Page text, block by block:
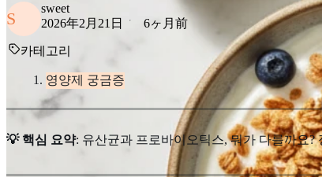
S
sweet
2026年2月21日
6ヶ月前
카테고리
영양제 궁금증
💡 핵심 요약: 유산균과 프로바이오틱스, 뭐가 다를까요